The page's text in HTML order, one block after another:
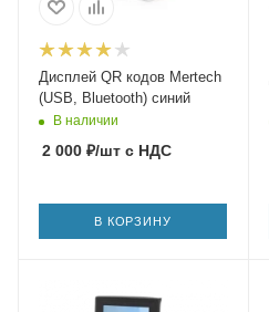
Дисплей QR кодов Mertech
(USB, Bluetooth) синий
В наличии
2 000 ₽/шт с НДС
В КОРЗИНУ